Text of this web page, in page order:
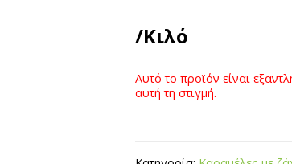
/Κιλό
Αυτό το προϊόν είναι
αυτή τη στιγμή.